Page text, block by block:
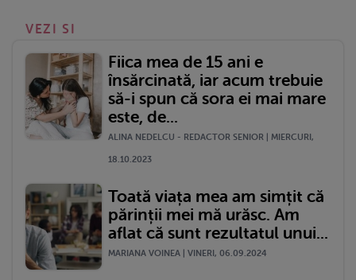
VEZI SI
Fiica mea de 15 ani e
însărcinată, iar acum trebuie
să-i spun că sora ei mai mare
este, de...
ALINA NEDELCU - REDACTOR SENIOR | MIERCURI,
18.10.2023
Toată viața mea am simțit că
părinții mei mă urăsc. Am
aflat că sunt rezultatul unui...
MARIANA VOINEA | VINERI, 06.09.2024